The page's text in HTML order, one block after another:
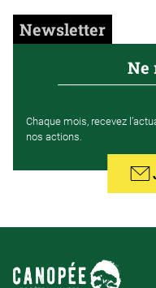
Newsletter
Ne
Chaque mois, recevez
nos actions.